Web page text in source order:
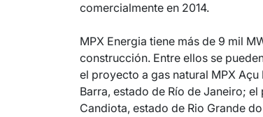
comercialmente en 2014.
MPX Energia tiene más de 9 mil
construcción. Entre ellos se
el proyecto a gas natural MPX
Barra, estado de Río de Janeiro;
Candiota, estado de Rio Grande